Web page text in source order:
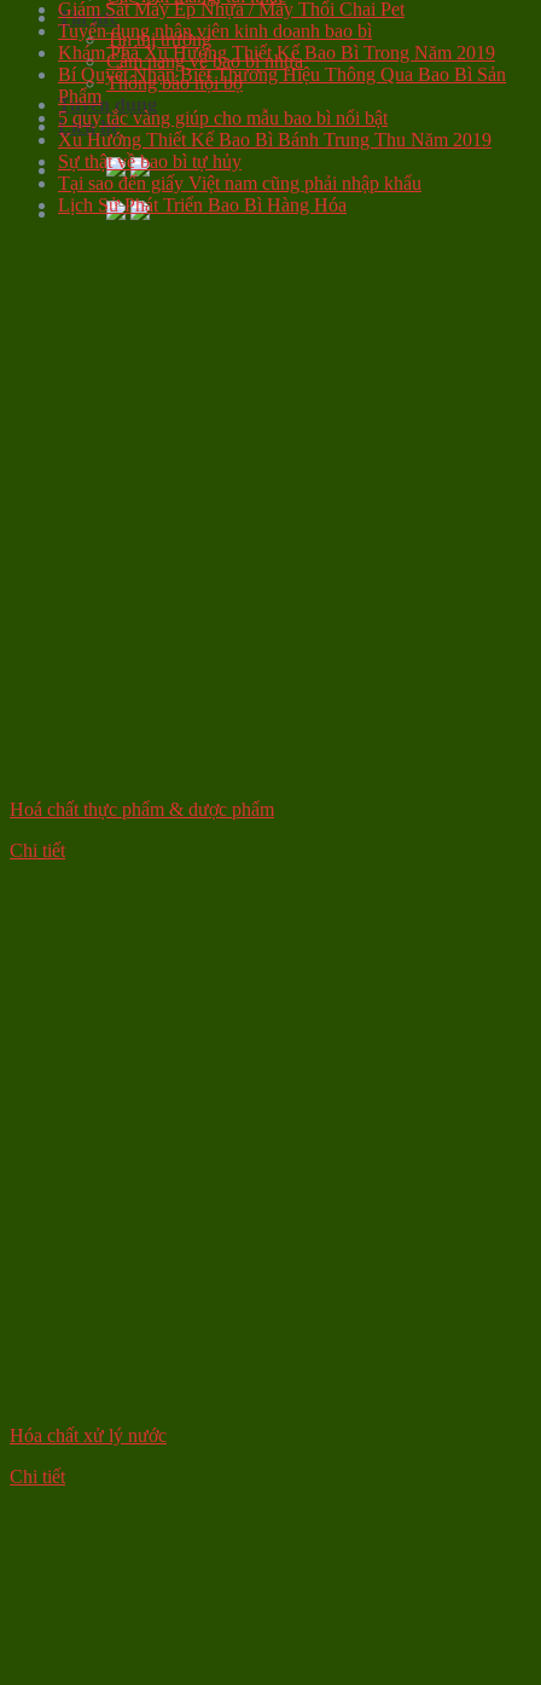
Tin tức
Tin thị trường
Cẩm nang về bao bì nhựa
Thông báo nội bộ
Tuyển dụng
Liên hệ
Giám Sát Máy Ép Nhựa / Máy Thổi Chai Pet
Tuyển dụng nhân viên kinh doanh bao bì
Khám Phá Xu Hướng Thiết Kế Bao Bì Trong Năm 2019
Bí Quyết Nhận Biết Thương Hiệu Thông Qua Bao Bì Sản
Phẩm
5 quy tắc vàng giúp cho mẫu bao bì nổi bật
Xu Hướng Thiết Kế Bao Bì Bánh Trung Thu Năm 2019
Sự thật về bao bì tự hủy
Tại sao đến giấy Việt nam cũng phải nhập khẩu
Lịch Sử Phát Triển Bao Bì Hàng Hóa
Hoá chất thực phẩm & dược phẩm
Chi tiết
Hóa chất xử lý nước
Chi tiết